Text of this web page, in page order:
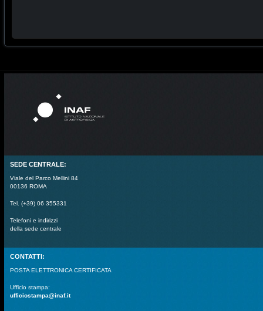
SEDE CENTRALE:
Viale del Parco Mellini 84
00136 ROMA
Tel. (+39) 06 355331
Telefoni e indirizzi
della sede centrale
CONTATTI:
POSTA ELETTRONICA CERTIFICATA
Ufficio stampa:
ufficiostampa@inaf.it